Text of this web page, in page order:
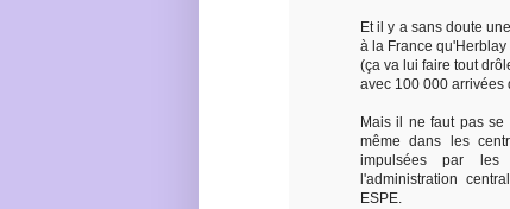
Et il y a sans doute
à la France
(ça va lui faire tout
avec 100 000 arrivées
Mais il ne faut pas
même dans les
impulsées par les
l'administration
ESPE.